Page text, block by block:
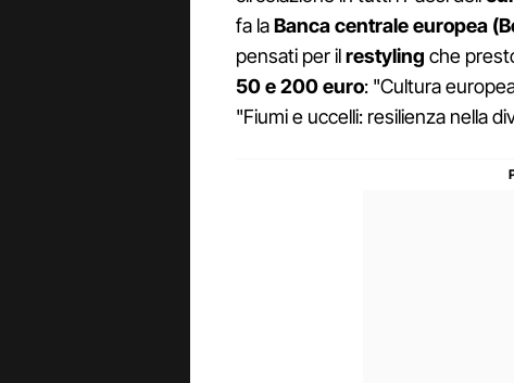
fa laBanca centrale europea
pensati per ilrestyling che
50 e 200 euro: "Cultura
"Fiumi e uccelli: resilienza nella